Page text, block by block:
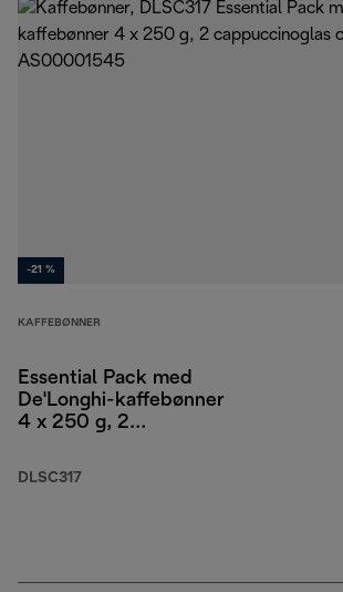
-21 %
KAFFEBØNNER
Essential Pack med
De'Longhi-kaffebønner
4 x 250 g, 2
vandfilter
DLSC317